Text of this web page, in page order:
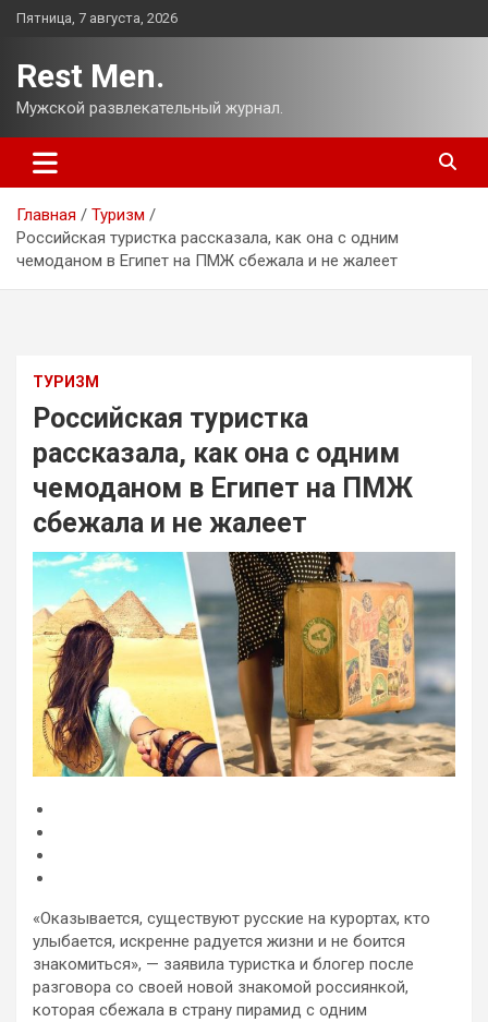
Перейти
Пятница, 7 августа, 2026
Rest Men.
Мужской развлекательный журнал.
Главная
Туризм
Российская туристка рассказала, как она с одним
чемоданом в Египет на ПМЖ сбежала и не жалеет
ТУРИЗМ
Российская туристка
рассказала, как она с одним
чемоданом в Египет на ПМЖ
сбежала и не жалеет
«Оказывается, существуют русские на курортах, кто
улыбается, искренне радуется жизни и не боится
знакомиться», — заявила туристка и блогер после
разговора со своей новой знакомой россиянкой,
которая сбежала в страну пирамид с одним